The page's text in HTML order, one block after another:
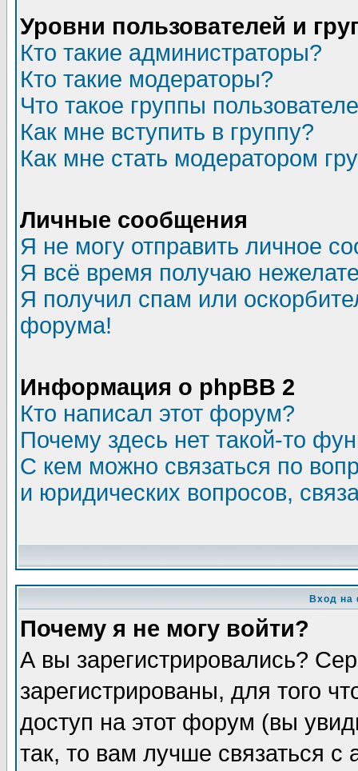
Уровни пользователей и
Кто такие администраторы?
Кто такие модераторы?
Что такое группы
Как мне вступить в группу?
Как мне стать модератором
Личные сообщения
Я не могу отправить личное
Я всё время получаю
Я получил спам или
форума!
Информация о phpBB 2
Кто написал этот форум?
Почему здесь нет такой-то
С кем можно связаться по
и юридических вопросов,
Вход на
Почему я не могу войти?
А вы зарегистрировались?
зарегистрированы, для того
доступ на этот форум (вы
так, то вам лучше связаться